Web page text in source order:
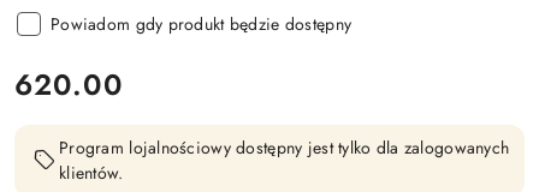
Powiadom gdy produkt będzie dostępny
cena:
620.00
Program lojalnościowy dostępny jest tylko dla zalogowanych
klientów.